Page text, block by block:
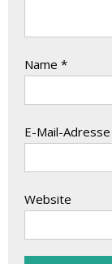
Name *
E-Mail-Adresse
Website